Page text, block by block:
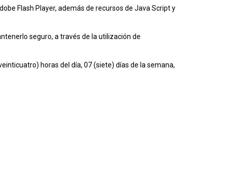
Flash Player, además de recursos de Java Script y
seguro, a través de la utilización de
horas del día, 07 (siete) días de la semana,